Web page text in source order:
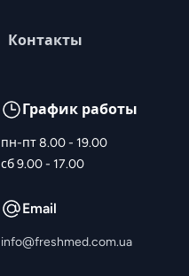
Контакты
График работы
пн-пт 8.00 - 19.00
сб 9.00 - 17.00
Email
info@freshmed.com.ua